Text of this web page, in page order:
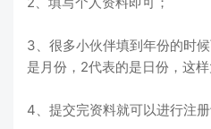
3、很多小伙伴填到年份的时
是月份，2代表的是日份，这
4、提交完资料就可以进行注册